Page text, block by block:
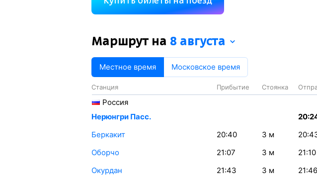
Маршрут на 8 августа
Местное время Московское время
Станция Прибытие Стоянка
Россия
Нерюнгри Пасс.
Беркакит
20:40 3 м
Оборчо
21:07 3 м 21:10
Окурдан
21:43 3 м 21:46